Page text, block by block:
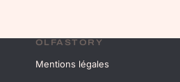
OLFASTORY
Mentions légales